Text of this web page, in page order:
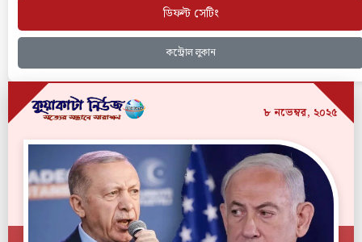
ডিফল্ট সেটিং
কন্ট্রোল লুকান
৮ নভেম্বর, ২০২৫